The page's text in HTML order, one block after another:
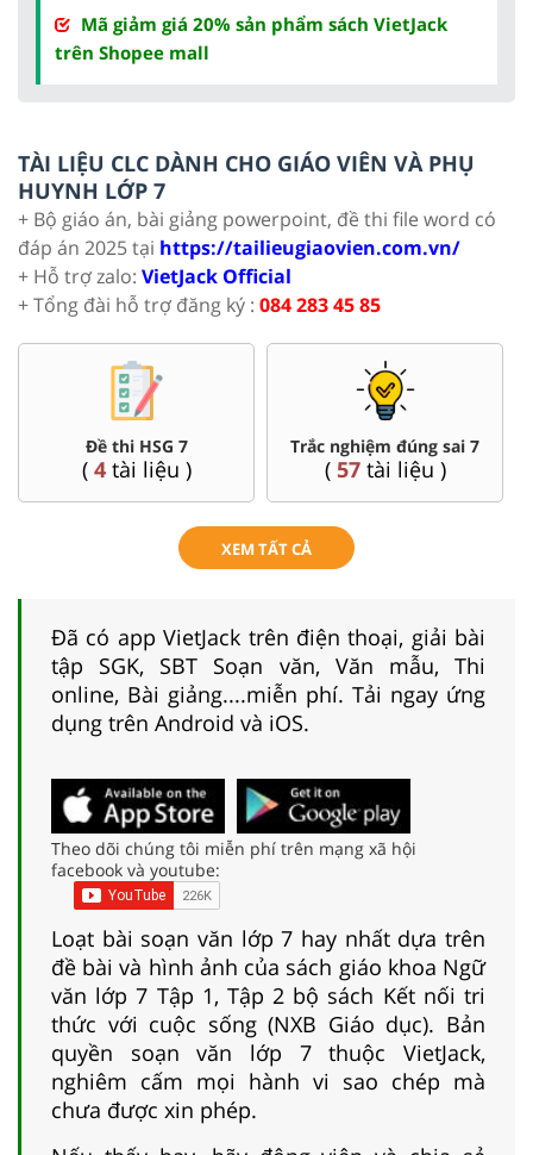
Mã giảm giá 20% sản phẩm sách VietJack
trên Shopee mall
TÀI LIỆU CLC DÀNH CHO GIÁO VIÊN VÀ PHỤ
HUYNH LỚP 7
+ Bộ giáo án, bài giảng powerpoint, đề thi file word có
đáp án 2025 tại https://tailieugiaovien.com.vn/
+ Hỗ trợ zalo: VietJack Official
+ Tổng đài hỗ trợ đăng ký : 084 283 45 85
Đề thi HSG 7
( 4tài liệu )
Trắc nghiệm đúng sai 7
( 57tài liệu )
XEM TẤT CẢ
Đã có app VietJack trên điện thoại, giải bài
tập SGK, SBT Soạn văn, Văn mẫu, Thi
online, Bài giảng....miễn phí. Tải ngay ứng
dụng trên Android và iOS.
Theo dõi chúng tôi miễn phí trên mạng xã hội
facebook và youtube:
Loạt bài soạn văn lớp 7 hay nhất dựa trên
đề bài và hình ảnh của sách giáo khoa Ngữ
văn lớp 7 Tập 1, Tập 2 bộ sách Kết nối tri
thức với cuộc sống (NXB Giáo dục). Bản
quyền soạn văn lớp 7 thuộc VietJack,
nghiêm cấm mọi hành vi sao chép mà
chưa được xin phép.